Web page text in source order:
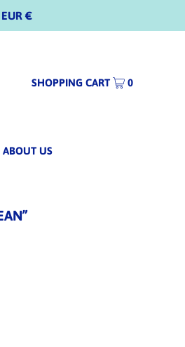
EUR €
ABOUT US
SHOPPING CART 0